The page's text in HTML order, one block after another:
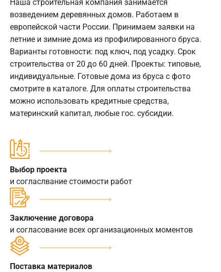
Наша строительная компания занимается
возведением деревянных домов. Работаем в
европейской части России. Принимаем заявки на
летние и зимние дома из профилированного бруса.
Варианты готовности: под ключ, под усадку. Срок
строительства от 20 до 60 дней. Проекты: типовые,
индивидуальные. Готовые дома из бруса с фото
смотрите в каталоге. Для оплаты строительства
можно использовать кредитные средства,
материнский капитал, любые гос. субсидии.
Выбор проекта
и согласлвание стоимости работ
Заключение договора
и согласование всех организационных моментов
Поставка материалов